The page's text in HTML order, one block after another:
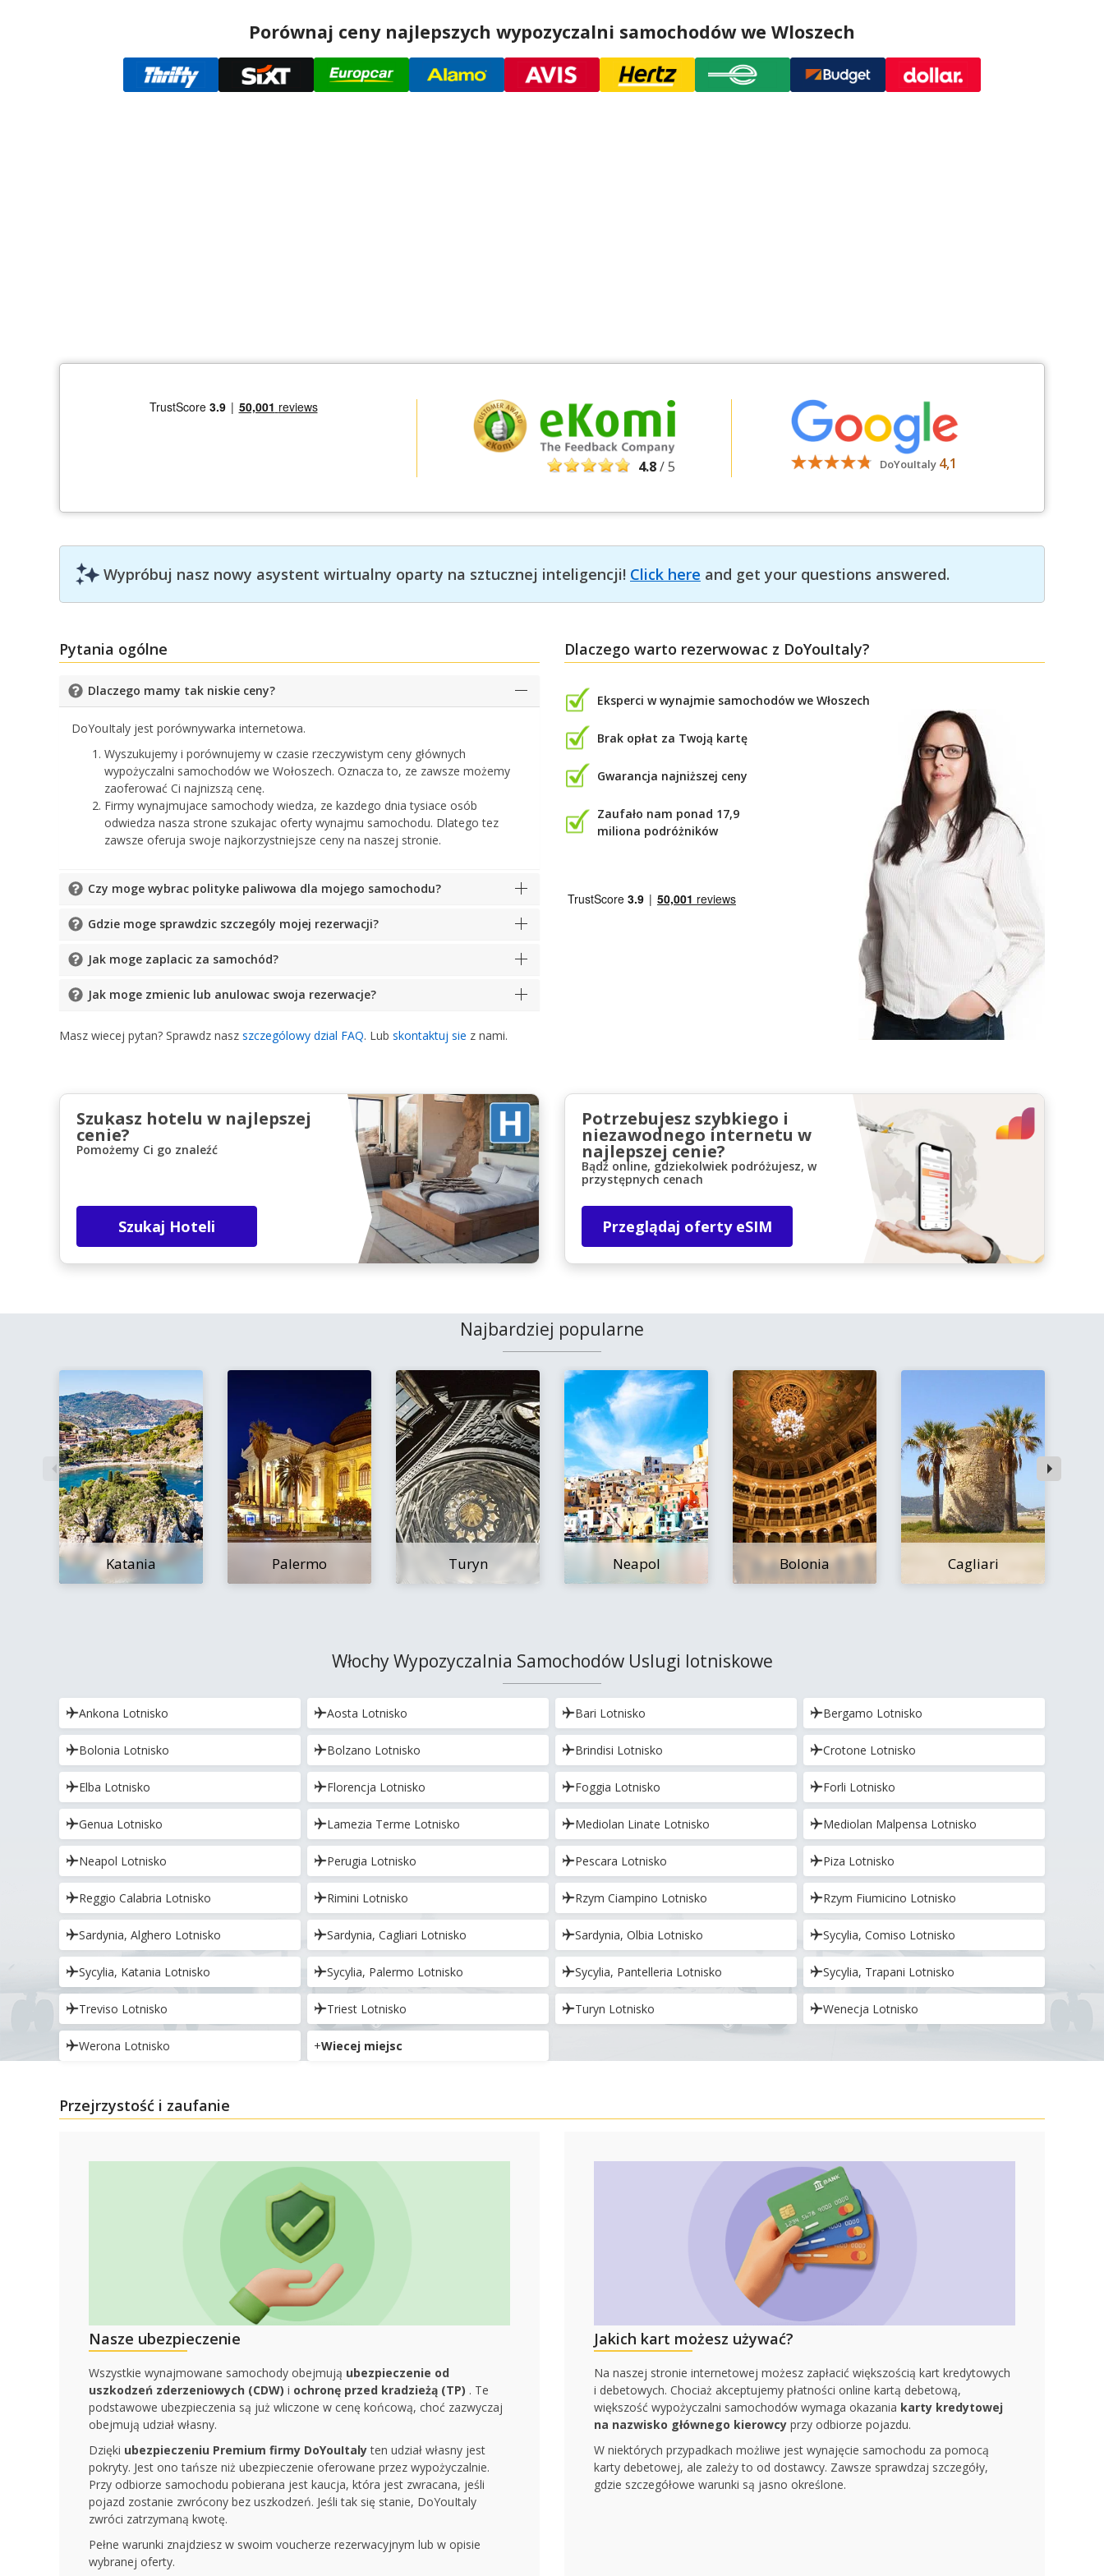
Porównaj ceny najlepszych wypozyczalni samochodów we Wloszech
4.8/ 5 DoYouItaly 4,1
Wypróbuj nasz nowy asystent wirtualny oparty na sztucznej inteligencji! Click here and get your questions answered.
Pytania ogólne
Dlaczego mamy tak niskie ceny?
DoYouItaly jest porównywarka internetowa.
Wyszukujemy i porównujemy w czasie rzeczywistym ceny głównych
wypożyczalni samochodów we Wołoszech. Oznacza to, ze zawsze możemy
zaoferować Ci najnizszą cenę.
Firmy wynajmujace samochody wiedza, ze kazdego dnia tysiace osób
odwiedza nasza strone szukajac oferty wynajmu samochodu. Dlatego tez
zawsze oferuja swoje najkorzystniejsze ceny na naszej stronie.
Czy moge wybrac polityke paliwowa dla mojego samochodu?
Gdzie moge sprawdzic szczególy mojej rezerwacji?
Jak moge zaplacic za samochód?
Jak moge zmienic lub anulowac swoja rezerwacje?
Masz wiecej pytan? Sprawdz nasz szczególowy dzial FAQ. Lub skontaktuj sie z nami.
Dlaczego warto rezerwowac z DoYouItaly?
Eksperci w wynajmie samochodów we Włoszech
Brak opłat za Twoją kartę
Gwarancja najniższej ceny
Zaufało nam ponad 17,9
miliona podróżników
Szukasz hotelu w najlepszej
cenie?
Pomożemy Ci go znaleźć
Szukaj Hoteli
Potrzebujesz szybkiego i
niezawodnego internetu w
najlepszej cenie?
Bądź online, gdziekolwiek podróżujesz, w
przystępnych cenach
Przeglądaj oferty eSIM
Najbardziej popularne
Katania Palermo Turyn Neapol Bolonia Cagliari
Włochy Wypozyczalnia Samochodów Uslugi lotniskowe
Ankona Lotnisko Aosta Lotnisko Bari Lotnisko Bergamo Lotnisko
Bolonia Lotnisko Bolzano Lotnisko Brindisi Lotnisko Crotone Lotnisko
Elba Lotnisko Florencja Lotnisko Foggia Lotnisko Forli Lotnisko
Genua Lotnisko Lamezia Terme Lotnisko Mediolan Linate Lotnisko Mediolan Malpensa Lotnisko
Neapol Lotnisko Perugia Lotnisko Pescara Lotnisko Piza Lotnisko
Reggio Calabria Lotnisko Rimini Lotnisko Rzym Ciampino Lotnisko Rzym Fiumicino Lotnisko
Sardynia, Alghero Lotnisko Sardynia, Cagliari Lotnisko Sardynia, Olbia Lotnisko Sycylia, Comiso Lotnisko
Sycylia, Katania Lotnisko Sycylia, Palermo Lotnisko Sycylia, Pantelleria Lotnisko Sycylia, Trapani Lotnisko
Treviso Lotnisko Triest Lotnisko Turyn Lotnisko Wenecja Lotnisko
Werona Lotnisko Wiecej miejsc
Przejrzystość i zaufanie
Nasze ubezpieczenie
Wszystkie wynajmowane samochody obejmują ubezpieczenie od
uszkodzeń zderzeniowych (CDW) i ochronę przed kradzieżą (TP) . Te
podstawowe ubezpieczenia są już wliczone w cenę końcową, choć zazwyczaj
obejmują udział własny.
Dzięki ubezpieczeniu Premium firmy DoYouItalyten udział własny jest
pokryty. Jest ono tańsze niż ubezpieczenie oferowane przez wypożyczalnie.
Przy odbiorze samochodu pobierana jest kaucja, która jest zwracana, jeśli
pojazd zostanie zwrócony bez uszkodzeń. Jeśli tak się stanie, DoYouItaly
zwróci zatrzymaną kwotę.
Pełne warunki znajdziesz w swoim voucherze rezerwacyjnym lub w opisie
wybranej oferty.
Jakich kart możesz używać?
Na naszej stronie internetowej możesz zapłacić większością kart kredytowych
i debetowych. Chociaż akceptujemy płatności online kartą debetową,
większość wypożyczalni samochodów wymaga okazania karty kredytowej
na nazwisko głównego kierowcy przy odbiorze pojazdu.
W niektórych przypadkach możliwe jest wynajęcie samochodu za pomocą
karty debetowej, ale zależy to od dostawcy. Zawsze sprawdzaj szczegóły,
gdzie szczegółowe warunki są jasno określone.
partnerów
Zaloguj się przez eLink